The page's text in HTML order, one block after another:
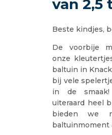
van 2,5
Beste kindjes,
De voorbije
onze
baltuin in
bij vele
in de
uiteraard heel
bieden we
baltuinmoment